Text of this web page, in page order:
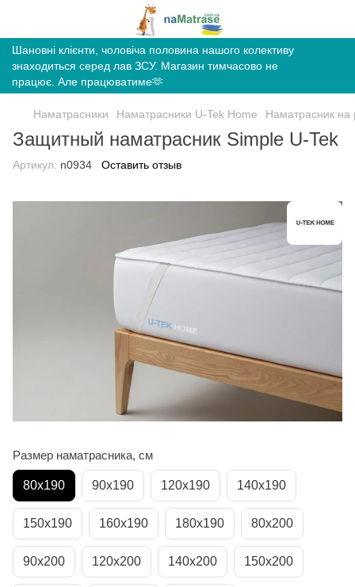
Шановні клієнти, чоловіча половина нашого колективу
знаходиться серед лав ЗСУ. Магазин тимчасово не
працює. Але працюватиме🫶
Наматрасники Наматрасники U-Tek Home Наматрасник на
Защитный наматрасник Simple U-Tek
Артикул: n0934 Оставить отзыв
Размер наматрасника, см
80х190 90х190 120х190 140х190
150х190 160х190 180х190 80х200
90х200 120х200 140х200 150х200